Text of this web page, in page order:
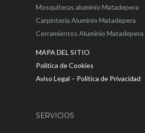
Mosquiteras aluminio Matadepera
Carpinteria Aluminio Matadepera
Cerramientos Aluminio Matadepera
MAPA DEL SITIO
Política de Cookies
Aviso Legal – Política de Privacidad
SERVICIOS